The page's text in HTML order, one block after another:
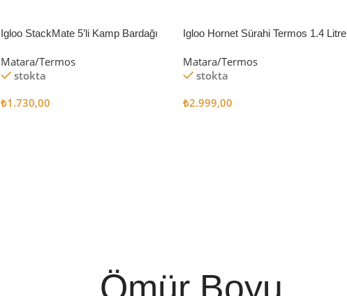
Igloo StackMate 5’li Kamp Bardağı
Matara/Termos
stokta
₺1.730,00
Igloo Hornet Sürahi Termos 1.4 Litre
Matara/Termos
stokta
₺2.999,00
Ömür Boyu